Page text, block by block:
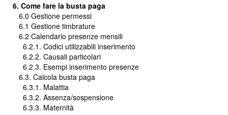
6. Come fare la busta paga
6.0 Gestione permessi
6.1 Gestione timbrature
6.2 Calendario presenze mensili
6.2.1. Codici utilizzabili inserimento
6.2.2. Causali particolari
6.2.3. Esempi inserimento presenze
6.3. Calcola busta paga
6.3.1. Malattia
6.3.2. Assenza/sospensione
6.3.3. Maternità